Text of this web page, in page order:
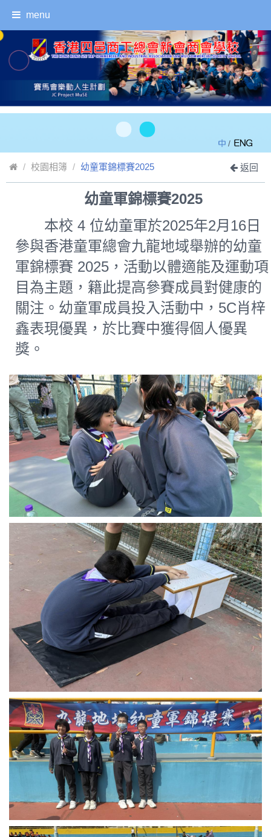
menu
/
校園相簿 幼童軍錦標賽2025 返回
幼童軍錦標賽2025
本校 4 位幼童軍於2025年2月16日
參與香港童軍總會九龍地域舉辦的幼童
軍錦標賽 2025，活動以體適能及運動項
目為主題，籍此提高參賽成員對健康的
關注。幼童軍成員投入活動中，5C肖梓
鑫表現優異，於比賽中獲得個人優異
獎。